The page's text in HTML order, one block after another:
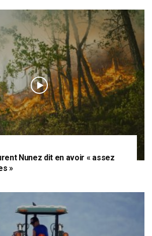
Nunez dit en avoir « assez
»